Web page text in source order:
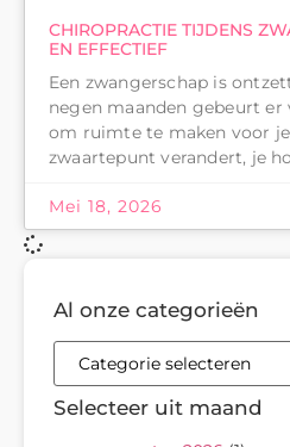
CHIROPRACTIE TIJDENS
EN EFFECTIEF
Een zwangerschap is
negen maanden gebeurt er
om ruimte te maken voor
zwaartepunt verandert, je
Mei 18, 2026
Al onze categorieën
Selecteer uit maand